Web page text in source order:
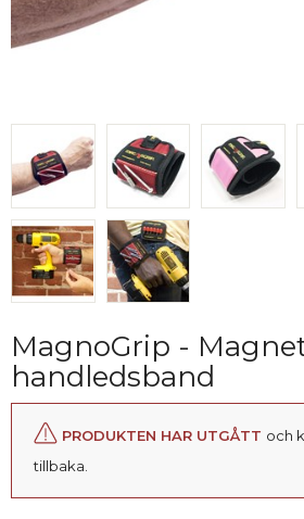
MagnoGrip -
handledsband
PRODUKTEN HAR UTGÅTT och
tillbaka.